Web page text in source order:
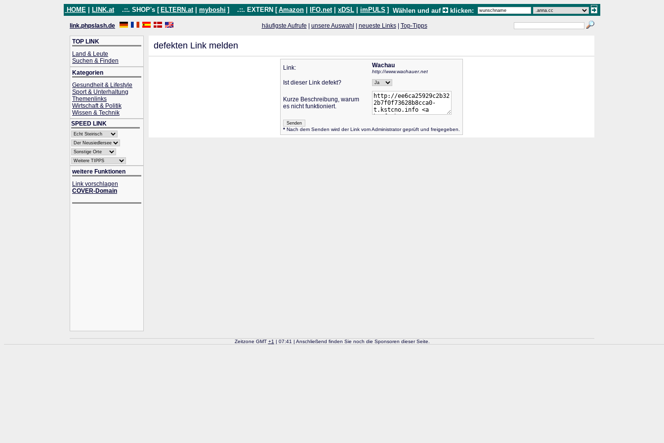
HOME LINK.at .::. SHOP's [ ELTERN.at myboshi ] .::. EXTERN [ Amazon IFO.net xDSL imPULS ] Wählen und auf klicken:
link.phpslash.de häufigste Aufrufe unsere Auswahl neueste Links| Top-Tipps
TOP LINK
Land & Leute
Suchen & Finden
Kategorien
Gesundheit & Lifestyle
Sport & Unterhaltung
Themenlinks
Wirtschaft & Politik
Wissen & Technik
SPEED LINK
weitere Funktionen
Link vorschlagen
COVER-Domain
defekten Link melden
Link: Wachau
http://www.wachauer.net
Ist dieser Link defekt?
Kurze Beschreibung, warum
es nicht funktioniert.
* Nach dem Senden wird der Link vom Administrator geprüft und freigegeben.
Zeitzone GMT +1 | 07:41 | Anschließend finden Sie noch die Sponsoren dieser Seite.